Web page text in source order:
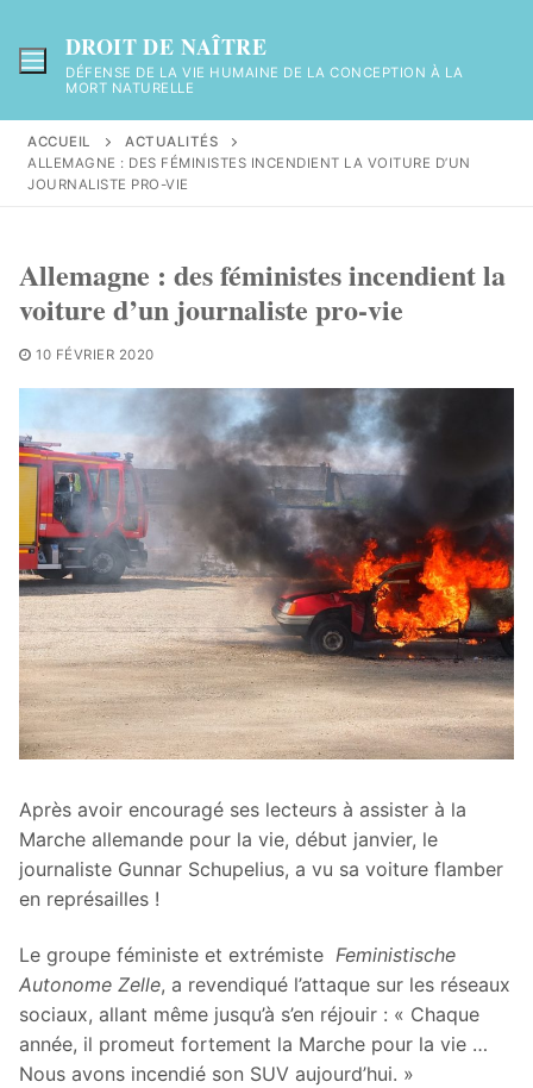
au
contenu
DROIT DE NAÎTRE
DÉFENSE DE LA VIE HUMAINE DE LA CONCEPTION À LA
MORT NATURELLE
ACCUEIL
ACTUALITÉS
ALLEMAGNE : DES FÉMINISTES INCENDIENT LA VOITURE D’UN
JOURNALISTE PRO-VIE
Allemagne : des féministes incendient la
voiture d’un journaliste pro-vie
10 FÉVRIER 2020
Après avoir encouragé ses lecteurs à assister à la
Marche allemande pour la vie, début janvier, le
journaliste Gunnar Schupelius, a vu sa voiture flamber
en représailles !
Le groupe féministe et extrémiste Feministische
Autonome Zelle, a revendiqué l’attaque sur les réseaux
sociaux, allant même jusqu’à s’en réjouir : « Chaque
année, il promeut fortement la Marche pour la vie …
Nous avons incendié son SUV aujourd’hui. »